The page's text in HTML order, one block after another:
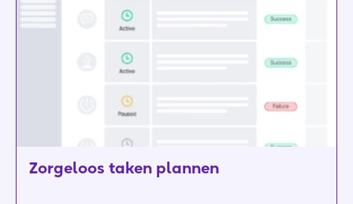
Zorgeloos taken plannen